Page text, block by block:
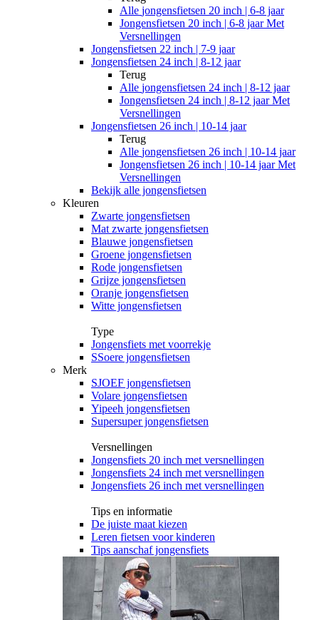
Alle jongensfietsen 20 inch | 6-8 jaar
Jongensfietsen 20 inch | 6-8 jaar Met
Versnellingen
Jongensfietsen 22 inch | 7-9 jaar
Jongensfietsen 24 inch | 8-12 jaar
Terug
Alle jongensfietsen 24 inch | 8-12 jaar
Jongensfietsen 24 inch | 8-12 jaar Met
Versnellingen
Jongensfietsen 26 inch | 10-14 jaar
Terug
Alle jongensfietsen 26 inch | 10-14 jaar
Jongensfietsen 26 inch | 10-14 jaar Met
Versnellingen
Bekijk alle jongensfietsen
Kleuren
Zwarte jongensfietsen
Mat zwarte jongensfietsen
Blauwe jongensfietsen
Groene jongensfietsen
Rode jongensfietsen
Grijze jongensfietsen
Oranje jongensfietsen
Witte jongensfietsen
Type
Jongensfiets met voorrekje
SSoere jongensfietsen
Merk
SJOEF jongensfietsen
Volare jongensfietsen
Yipeeh jongensfietsen
Supersuper jongensfietsen
Versnellingen
Jongensfiets 20 inch met versnellingen
Jongensfiets 24 inch met versnellingen
Jongensfiets 26 inch met versnellingen
Tips en informatie
De juiste maat kiezen
Leren fietsen voor kinderen
Tips aanschaf jongensfiets